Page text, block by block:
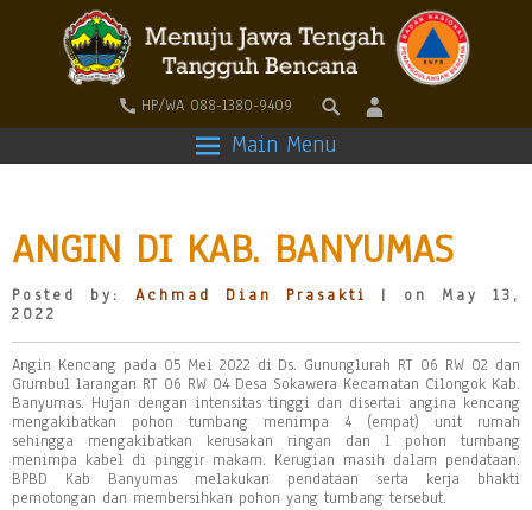
HP/WA 088-1380-9409
Main Menu
ANGIN DI KAB. BANYUMAS
Posted by: Achmad Dian Prasakti
| on May 13,
2022
Angin Kencang pada 05 Mei 2022 di Ds. Gununglurah RT 06 RW 02 dan
Grumbul larangan RT 06 RW 04 Desa Sokawera Kecamatan Cilongok Kab.
Banyumas. Hujan dengan intensitas tinggi dan disertai angina kencang
mengakibatkan pohon tumbang menimpa 4 (empat) unit rumah
sehingga mengakibatkan kerusakan ringan dan 1 pohon tumbang
menimpa kabel di pinggir makam. Kerugian masih dalam pendataan.
BPBD Kab Banyumas melakukan pendataan serta kerja bhakti
pemotongan dan membersihkan pohon yang tumbang tersebut.